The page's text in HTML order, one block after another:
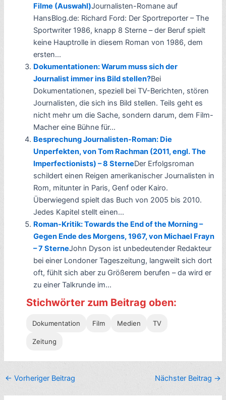
Filme (Auswahl)Journalisten-Romane auf
HansBlog.de: Richard Ford: Der Sportreporter – The
Sportwriter 1986, knapp 8 Sterne – der Beruf spielt
keine Hauptrolle in diesem Roman von 1986, dem
ersten...
Dokumentationen: Warum muss sich der
Journalist immer ins Bild stellen?Bei
Dokumentationen, speziell bei TV-Berichten, stören
Journalisten, die sich ins Bild stellen. Teils geht es
nicht mehr um die Sache, sondern darum, dem Film-
Macher eine Bühne für...
Besprechung Journalisten-Roman: Die
Unperfekten, von Tom Rachman (2011, engl. The
Imperfectionists) – 8 SterneDer Erfolgsroman
schildert einen Reigen amerikanischer Journalisten in
Rom, mitunter in Paris, Genf oder Kairo.
Überwiegend spielt das Buch von 2005 bis 2010.
Jedes Kapitel stellt einen...
Roman-Kritik: Towards the End of the Morning –
Gegen Ende des Morgens, 1967, von Michael Frayn
– 7 SterneJohn Dyson ist unbedeutender Redakteur
bei einer Londoner Tageszeitung, langweilt sich dort
oft, fühlt sich aber zu Größerem berufen – da wird er
zu einer Talkrunde im...
Stichwörter zum Beitrag oben:
Dokumentation Film Medien TV
Zeitung
← Vorheriger Beitrag Nächster Beitrag →